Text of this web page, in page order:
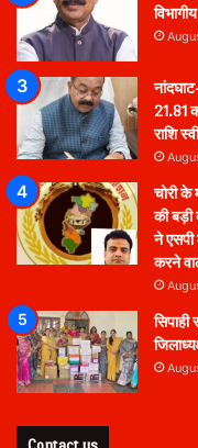
21.81
राशि
चोरी के
की बड़ी
ने एसपी
करने
Contact us